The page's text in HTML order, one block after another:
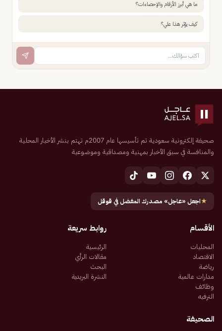
ما هي أبرز الأرقام والإحصاءات؟
كيف يؤثر هذا علي؟
صحيفة إلكترونية سعودية تم تأسيسها عام 2007م تهتم بنشر الأخبار المحلية
والمنافسة في سبق الأخبار بمهنية ومصداقية وموضوعية
★اجعل «عاجل» مصدرك المفضل في قوقل
الأقسام
المحليات
الاقتصاد
رياضة
مدارات عالمية
وظائف
الترفيه
روابط سريعة
الرئيسية
مقالات الرأي
البحث
النشرة البريدية
الصحيفة